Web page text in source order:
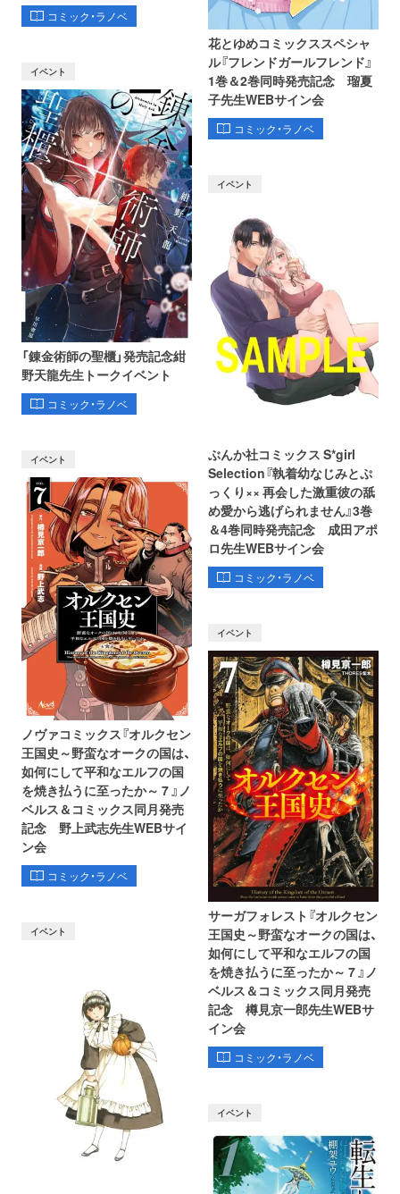
コミック・ラノベ
花とゆめコミックススペシャ
ル『フレンドガールフレンド』
1巻＆2巻同時発売記念 瑠夏
子先生WEBサイン会
コミック・ラノベ
イベント
「錬金術師の聖櫃」発売記念紺
野天龍先生トークイベント
コミック・ラノベ
イベント
ぶんか社コミックス S*girl
Selection『執着幼なじみとぷ
っくり×× 再会した激重彼の舐
め愛から逃げられません』3巻
＆4巻同時発売記念 成田アポ
ロ先生WEBサイン会
コミック・ラノベ
イベント
ノヴァコミックス『オルクセン
王国史～野蛮なオークの国は、
如何にして平和なエルフの国
を焼き払うに至ったか～ 7 』ノ
ベルス＆コミックス同月発売
記念 野上武志先生WEBサイ
ン会
コミック・ラノベ
イベント
サーガフォレスト『オルクセン
王国史～野蛮なオークの国は、
如何にして平和なエルフの国
を焼き払うに至ったか～ 7 』ノ
ベルス＆コミックス同月発売
記念 樽見京一郎先生WEBサ
イン会
コミック・ラノベ
イベント
イベント